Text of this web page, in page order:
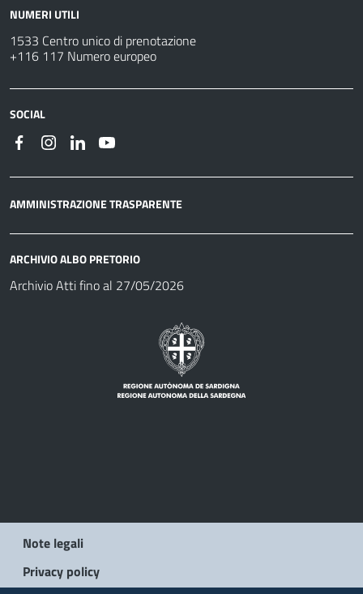
NUMERI UTILI
1533 Centro unico di prenotazione
+116 117 Numero europeo
SOCIAL
AMMINISTRAZIONE TRASPARENTE
ARCHIVIO ALBO PRETORIO
Archivio Atti fino al 27/05/2026
Note legali
Privacy policy